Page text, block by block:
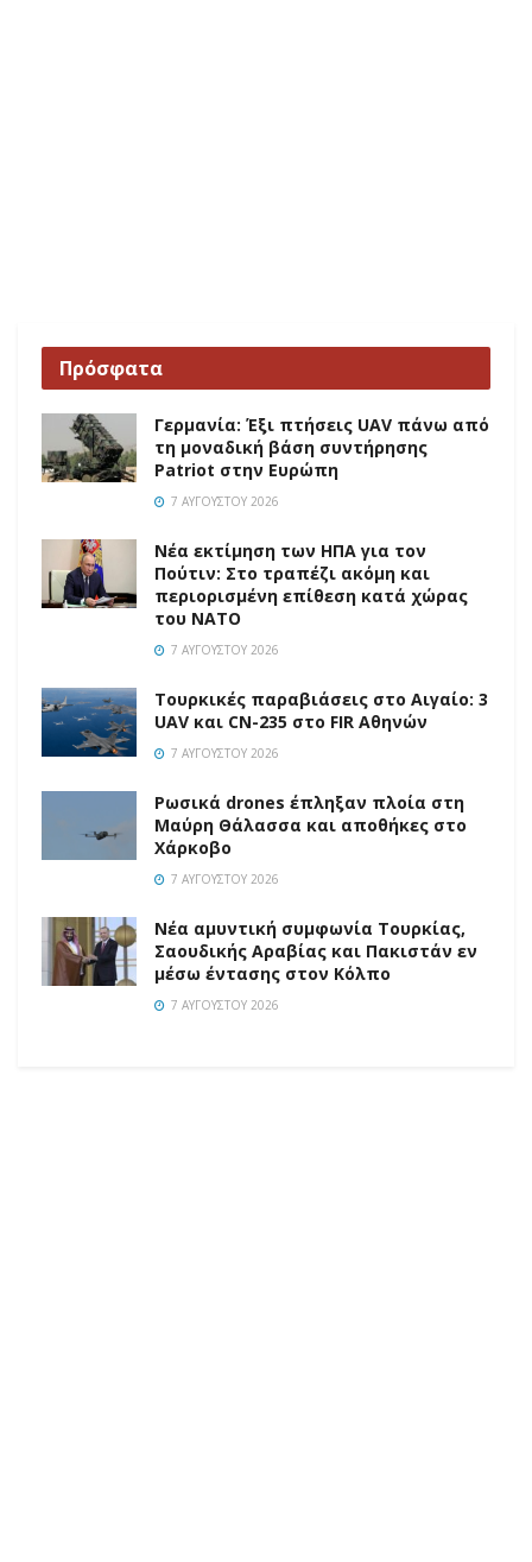
Πρόσφατα
Γερμανία: Έξι πτήσεις UAV πάνω από
τη μοναδική βάση συντήρησης
Patriot στην Ευρώπη
7 ΑΥΓΟΎΣΤΟΥ 2026
Νέα εκτίμηση των ΗΠΑ για τον
Πούτιν: Στο τραπέζι ακόμη και
περιορισμένη επίθεση κατά χώρας
του ΝΑΤΟ
7 ΑΥΓΟΎΣΤΟΥ 2026
Τουρκικές παραβιάσεις στο Αιγαίο: 3
UAV και CN-235 στο FIR Αθηνών
7 ΑΥΓΟΎΣΤΟΥ 2026
Ρωσικά drones έπληξαν πλοία στη
Μαύρη Θάλασσα και αποθήκες στο
Χάρκοβο
7 ΑΥΓΟΎΣΤΟΥ 2026
Νέα αμυντική συμφωνία Τουρκίας,
Σαουδικής Αραβίας και Πακιστάν εν
μέσω έντασης στον Κόλπο
7 ΑΥΓΟΎΣΤΟΥ 2026